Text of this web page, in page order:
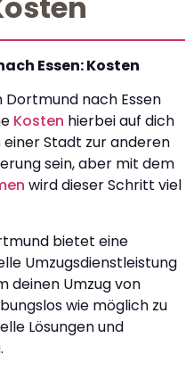
Essen: Kosten
Dortmund nach Essen
Kosten hierbei auf dich
Stadt zur anderen
sein, aber mit dem
wird dieser Schritt viel
bietet eine
Umzugsdienstleistung
deinen Umzug von
wie möglich zu
Lösungen und